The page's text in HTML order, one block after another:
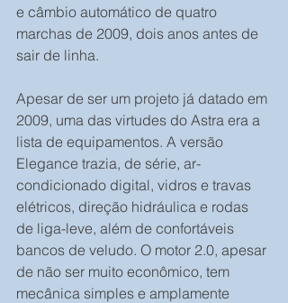
e câmbio automático de quatro
marchas de 2009, dois anos antes de
sair de linha.
Apesar de ser um projeto já datado em
2009, uma das virtudes do Astra era a
lista de equipamentos. A versão
Elegance trazia, de série, ar-
condicionado digital, vidros e travas
elétricos, direção hidráulica e rodas
de liga-leve, além de confortáveis
bancos de veludo. O motor 2.0, apesar
de não ser muito econômico, tem
mecânica simples e amplamente